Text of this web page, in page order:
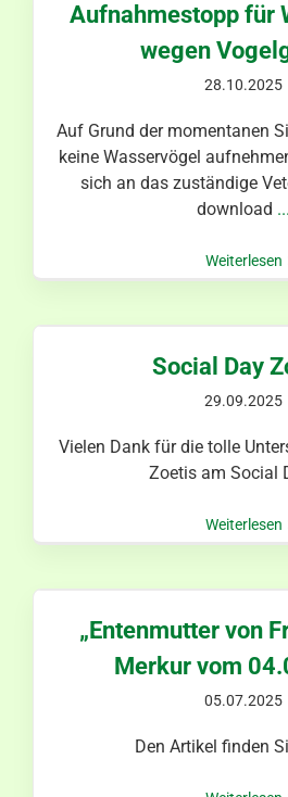
Aufnahmestopp für
wegen
28.10.2025
Auf Grund der momentanen
keine Wasservögel
sich an das zuständige
download ...
Weiterlesen
Social Day
29.09.2025
Vielen Dank für die tolle
Zoetis am Social
Weiterlesen
„Entenmutter von
Merkur vom
05.07.2025
Den Artikel finden